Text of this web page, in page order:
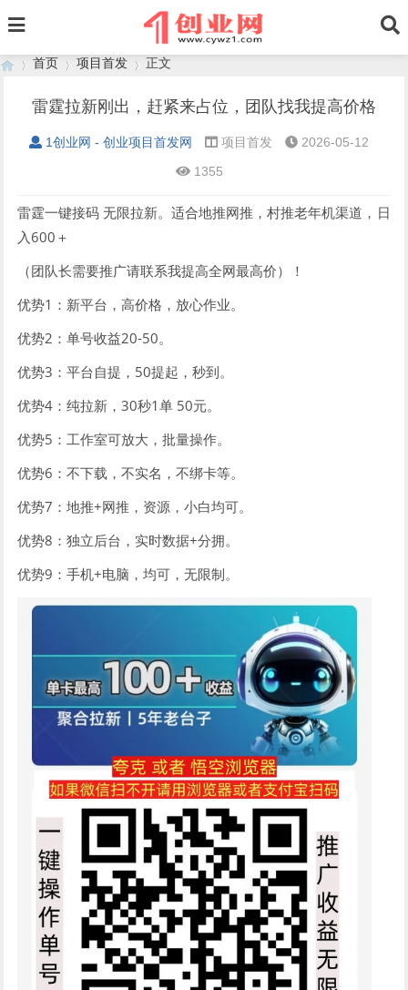
首页
›
项目首发
›
正文
雷霆拉新刚出，赶紧来占位，团队找我提高价格
1创业网 - 创业项目首发网 项目首发
2026-05-12
1355
雷霆一键接码 无限拉新。适合地推网推，村推老年机渠道，日
入600＋
（团队长需要推广请联系我提高全网最高价）！
优势1：新平台，高价格，放心作业。
优势2：单号收益20-50。
优势3：平台自提，50提起，秒到。
优势4：纯拉新，30秒1单 50元。
优势5：工作室可放大，批量操作。
优势6：不下载，不实名，不绑卡等。
优势7：地推+网推，资源，小白均可。
优势8：独立后台，实时数据+分拥。
优势9：手机+电脑，均可，无限制。